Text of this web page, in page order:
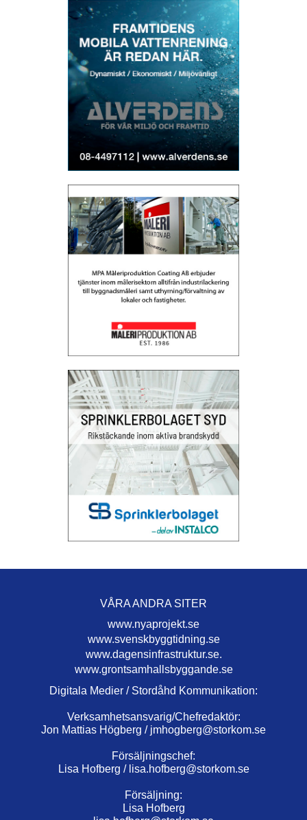
VÅRA ANDRA SITER
www.nyaprojekt.se
www.svenskbyggtidning.se
www.dagensinfrastruktur.se.
www.grontsamhallsbyggande.se
Digitala Medier / Stordåhd Kommunikation:
Verksamhetsansvarig/Chefredaktör:
Jon Mattias Högberg / jmhogberg@storkom.se
Försäljningschef:
Lisa Hofberg / lisa.hofberg@storkom.se
Försäljning:
Lisa Hofberg